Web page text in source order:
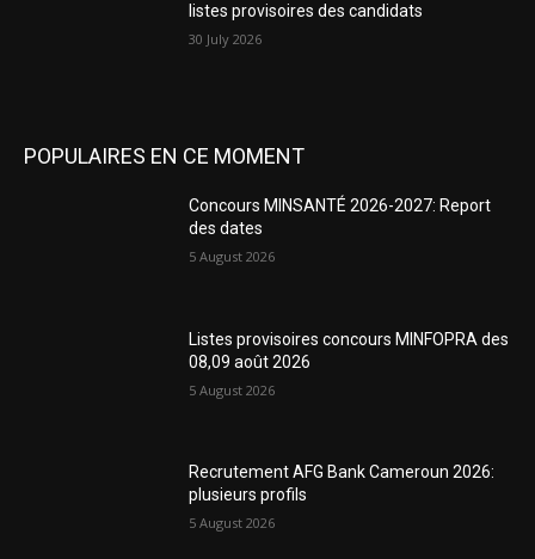
listes provisoires des candidats
30 July 2026
POPULAIRES EN CE MOMENT
Concours MINSANTÉ 2026-2027: Report
des dates
5 August 2026
Listes provisoires concours MINFOPRA des
08,09 août 2026
5 August 2026
Recrutement AFG Bank Cameroun 2026:
plusieurs profils
5 August 2026